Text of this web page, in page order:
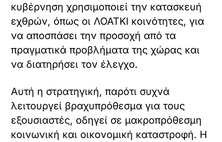
κυβέρνηση χρησιμοποιεί την κατασκευή
εχθρών, όπως οι ΛΟΑΤΚΙ κοινότητες, για
να αποσπάσει την προσοχή από τα
πραγματικά προβλήματα της χώρας και
να διατηρήσει τον έλεγχο.
Αυτή η στρατηγική, παρότι συχνά
λειτουργεί βραχυπρόθεσμα για τους
εξουσιαστές, οδηγεί σε μακροπρόθεσμη
κοινωνική και οικονομική καταστροφή. Η